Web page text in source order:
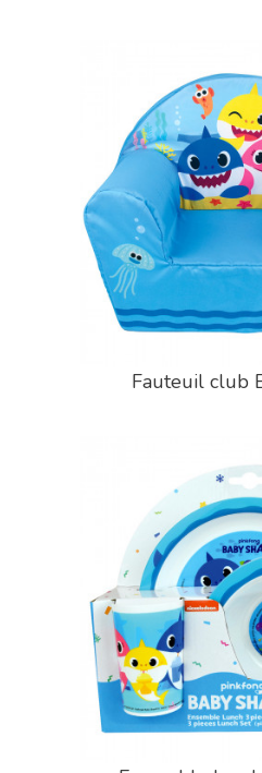
Fauteuil club